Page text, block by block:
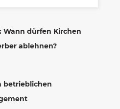
Wann dürfen Kirchen
ablehnen?
betrieblichen